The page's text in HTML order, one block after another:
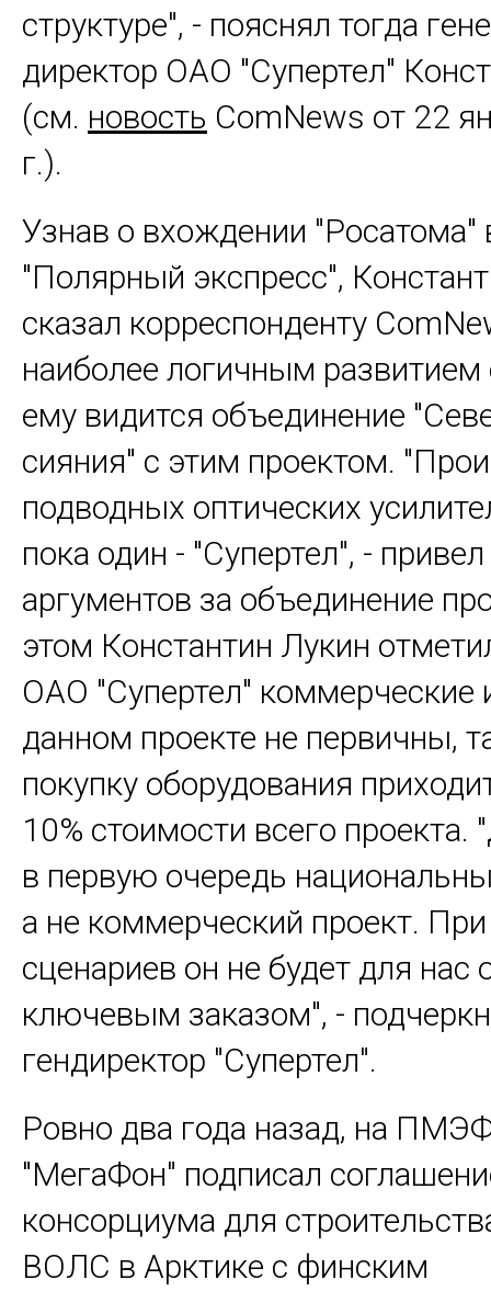
структуре", - пояснял тогда
директор ОАО "Супертел"
(см. новость ComNews от 22
г.).
Узнав о вхождении "Росатома"
"Полярный экспресс",
сказал корреспонденту
наиболее логичным развитием
ему видится объединение
сияния" с этим проектом.
подводных оптических
пока один - "Супертел", -
аргументов за объединение
этом Константин Лукин
ОАО "Супертел" коммерческие
данном проекте не первичны,
покупку оборудования
10% стоимости всего проекта.
в первую очередь
а не коммерческий проект.
сценариев он не будет для
ключевым заказом", -
гендиректор "Супертел".
Ровно два года назад, на
"МегаФон" подписал
консорциума для
ВОЛС в Арктике с финским